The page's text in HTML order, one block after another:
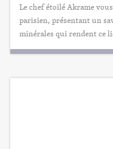
Le chef étoilé Akrame
parisien, présentant un
minérales qui rendent ce